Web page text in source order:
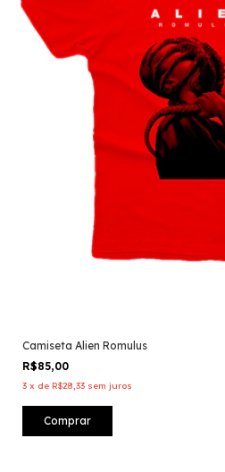
Camiseta Alien Romulus
R$85,00
3 x de R$28,33 sem juros
Comprar